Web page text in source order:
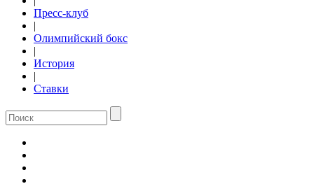
Пресс-клуб
|
Олимпийский бокс
|
История
|
Ставки